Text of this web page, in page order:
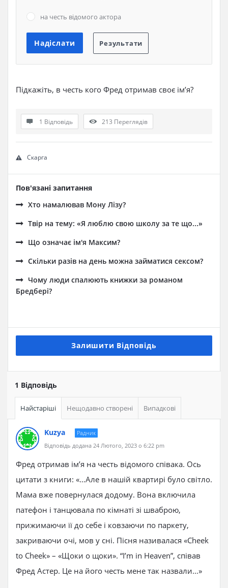
на честь відомого актора
Підкажіть, в честь кого Фред отримав своє ім’я?
1 Відповідь 213 Переглядів
Скарга
Пов'язані запитання
Хто намалював Мону Лізу?
Твір на тему: «Я люблю свою школу за те що...»
Що означає ім'я Максим?
Скільки разів на день можна займатися сексом?
Чому люди спалюють книжки за романом
Бредбері?
Залишити Відповідь
1 Відповідь
Найстаріші Нещодавно створені Випадкові
Kuzya
Радник
Відповідь додана 24 Лютого, 2023 о 6:22 pm
Фред отримав ім’я на честь відомого співака. Ось
цитати з книги: «…Але в нашій квартирі було світло.
Мама вже повернулася додому. Вона включила
патефон і танцювала по кімнаті зі шваброю,
прижимаючи її до себе і ковзаючи по паркету,
закриваючи очі, мов у сні. Пісня називалася «Cheek
to Cheek» – «Щоки о щоки». “I’m in Heaven”, співав
Фред Астер. Це на його честь мене так назвали…»